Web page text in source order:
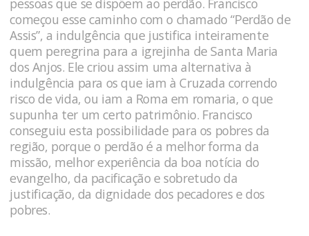
começou esse caminho com o chamado “Perdão de
Assis”, a indulgência que justifica inteiramente
quem peregrina para a igrejinha de Santa Maria
dos Anjos. Ele criou assim uma alternativa à
indulgência para os que iam à Cruzada correndo
risco de vida, ou iam a Roma em romaria, o que
supunha ter um certo patrimônio. Francisco
conseguiu esta possibilidade para os pobres da
região, porque o perdão é a melhor forma da
missão, melhor experiência da boa notícia do
evangelho, da pacificação e sobretudo da
justificação, da dignidade dos pecadores e dos
pobres.